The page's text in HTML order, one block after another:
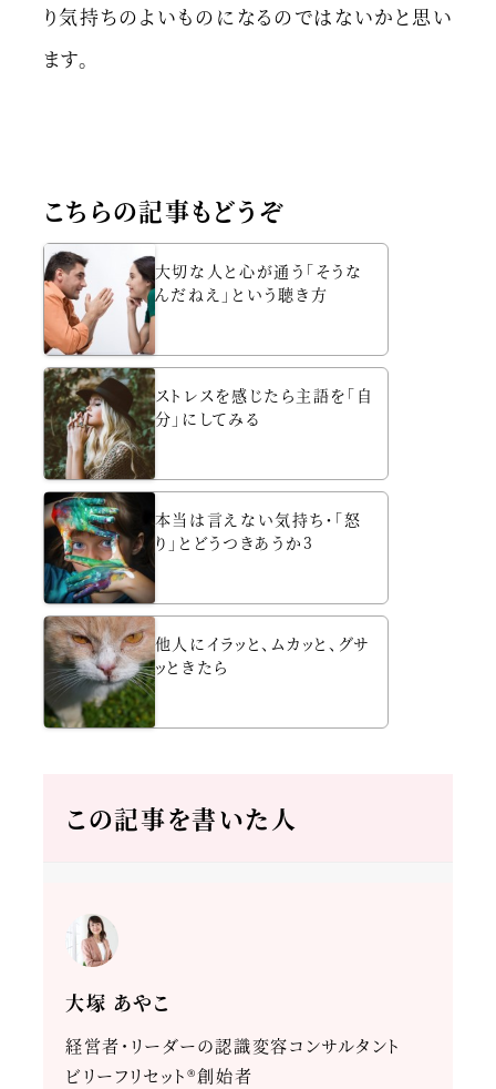
り気持ちのよいものになるのではないかと思い
ます。
こちらの記事もどうぞ
大切な人と心が通う「そうな
んだねえ」という聴き方
ストレスを感じたら主語を「自
分」にしてみる
本当は言えない気持ち・「怒
り」とどうつきあうか3
他人にイラッと、ムカッと、グサ
ッときたら
この記事を書いた人
大塚 あやこ
経営者・リーダーの認識変容コンサルタント
ビリーフリセット®創始者